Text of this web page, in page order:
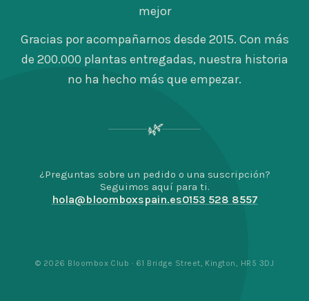
mejor
Gracias por acompañarnos desde 2015. Con más
de 200.000 plantas entregadas, nuestra historia
no ha hecho más que empezar.
🌿
¿Preguntas sobre un pedido o una suscripción?
Seguimos aquí para ti.
hola@bloomboxspain.es0153 528 8557
© 2026 Bloombox Club · 61 Bridge Street, Kington, HR5 3DJ